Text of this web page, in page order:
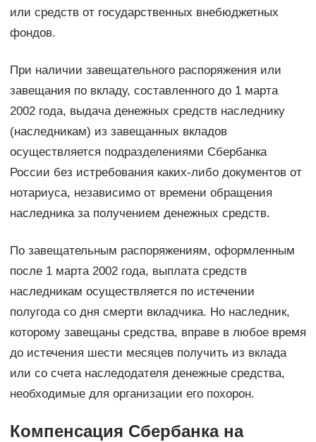
или средств от государственных внебюджетных
фондов.
При наличии завещательного распоряжения или
завещания по вкладу, составленного до 1 марта
2002 года, выдача денежных средств наследнику
(наследникам) из завещанных вкладов
осуществляется подразделениями Сбербанка
России без истребования каких-либо документов от
нотариуса, независимо от времени обращения
наследника за получением денежных средств.
По завещательным распоряжениям, оформленным
после 1 марта 2002 года, выплата средств
наследникам осуществляется по истечении
полугода со дня смерти вкладчика. Но наследник,
которому завещаны средства, вправе в любое время
до истечения шести месяцев получить из вклада
или со счета наследодателя денежные средства,
необходимые для организации его похорон.
Компенсация Сбербанка на